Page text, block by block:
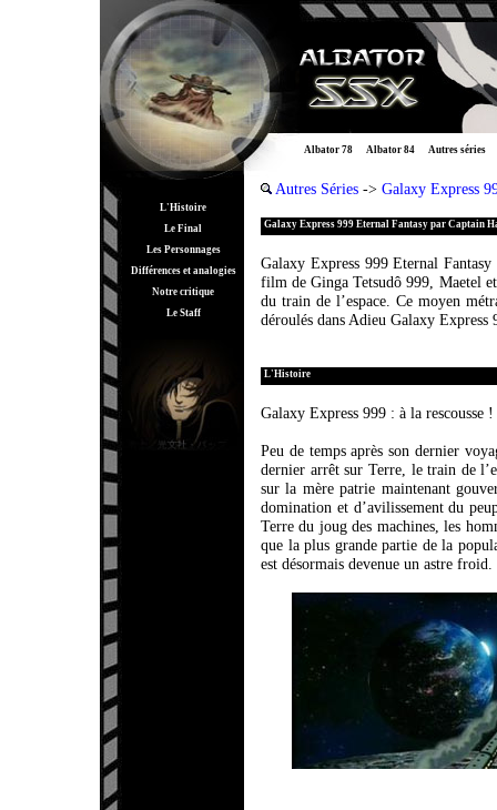
Albator 78 Albator 84 Autres séries
L'Histoire
Le Final
Les Personnages
Différences et analogies
Notre critique
Le Staff
Autres Séries -> Galaxy Express
Galaxy Express 999 Eternal Fantasy par Captain
Galaxy Express 999 Eternal
film de Ginga Tetsudô 999, Maetel
du train de l’espace. Ce moyen
déroulés dans Adieu Galaxy Express
L'Histoire
Galaxy Express 999 : à la rescousse !
Peu de temps après son dernier
dernier arrêt sur Terre, le train de
sur la mère patrie maintenant
domination et d’avilissement du
Terre du joug des machines, les
que la plus grande partie de la
est désormais devenue un astre froid.